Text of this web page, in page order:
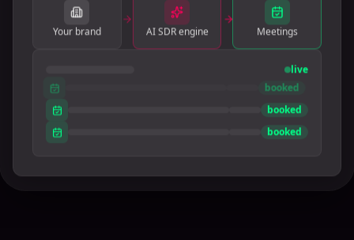
Your brand AI SDR engine Meetings
live
booked
booked
booked